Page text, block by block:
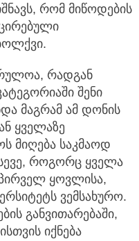
რომ მიწოდების
რადგან
შენი
მაგრამ ამ დონის
ყველაზე
მიღება საკმაოდ
როგორც ყველა
ყოვლისა,
ვემსახურო.
განვითარებაში,
იქნება